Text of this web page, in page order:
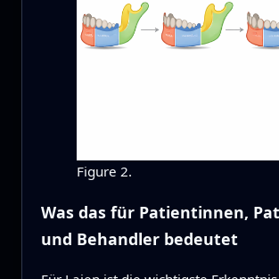
Figure 2.
Was das für Patientinnen,
und Behandler bedeutet